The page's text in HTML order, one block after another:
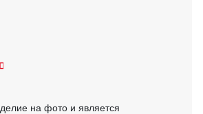
на фото и является